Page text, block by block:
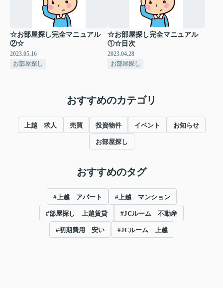
☆お部屋探し完全マニュアル
②☆
2023.05.16
お部屋探し
☆お部屋探し完全マニュアル
①☆目次
2023.04.28
お部屋探し
おすすめのカテゴリ
上越 求人 売買 投資物件 イベント お知らせ
お部屋探し
おすすめのタグ
#上越 アパート #上越 マンション
#部屋探し 上越賃貸 #JCルーム 不動産
#初期費用 安い #JCルーム 上越